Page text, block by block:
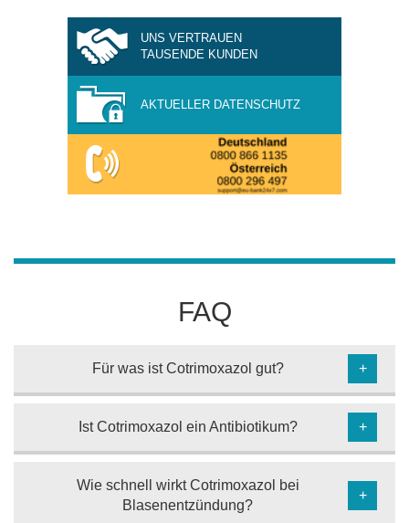
UNS VERTRAUEN
TAUSENDE KUNDEN
AKTUELLER DATENSCHUTZ
FAQ
Für was ist Cotrimoxazol gut? +
Ist Cotrimoxazol ein Antibiotikum? +
Wie schnell wirkt Cotrimoxazol bei
Blasenentzündung?
+